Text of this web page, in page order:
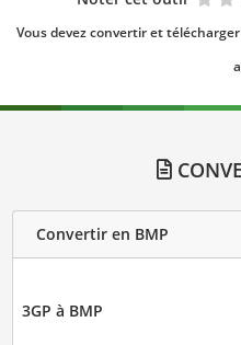
Vous devez convertir et
Convertir en BMP
3GP à BMP